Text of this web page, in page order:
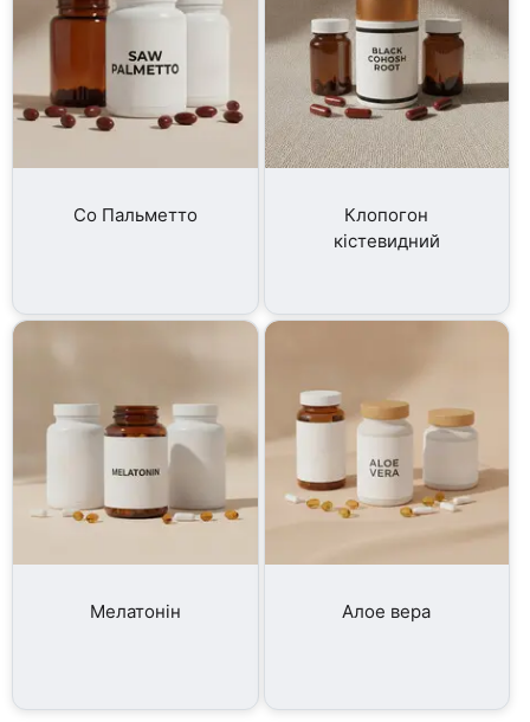
Со Пальметто
Клопогон
кістевидний
Мелатонін Алое вера